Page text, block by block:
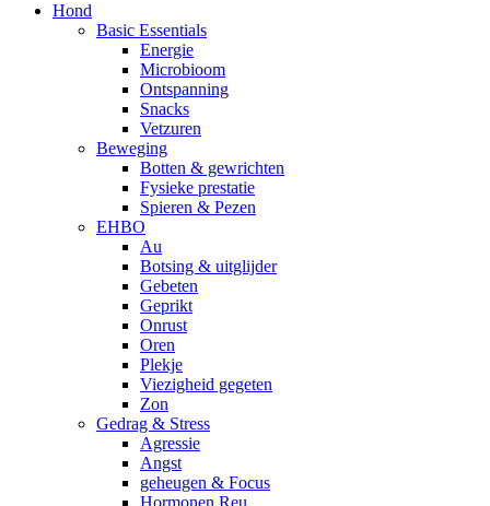
Hond
Basic Essentials
Energie
Microbioom
Ontspanning
Snacks
Vetzuren
Beweging
Botten & gewrichten
Fysieke prestatie
Spieren & Pezen
EHBO
Au
Botsing & uitglijder
Gebeten
Geprikt
Onrust
Oren
Plekje
Viezigheid gegeten
Zon
Gedrag & Stress
Agressie
Angst
geheugen & Focus
Hormonen Reu